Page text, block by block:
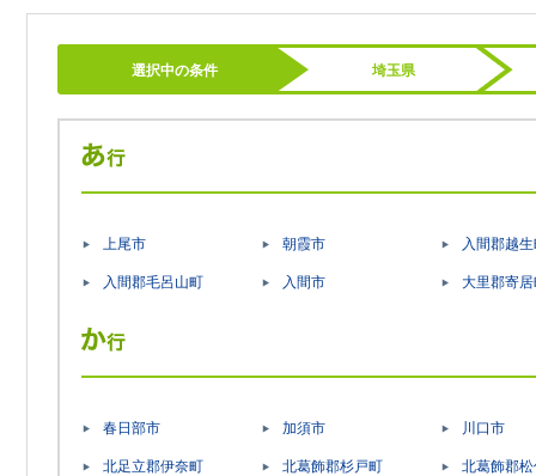
選択中の条件 埼玉県
上尾市 朝霞市 入間郡越
入間郡毛呂山町 入間市 大里郡寄
春日部市 加須市 川口市
北足立郡伊奈町 北葛飾郡杉戸町 北葛飾郡